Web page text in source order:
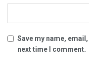
Save my name,
next time I comment.